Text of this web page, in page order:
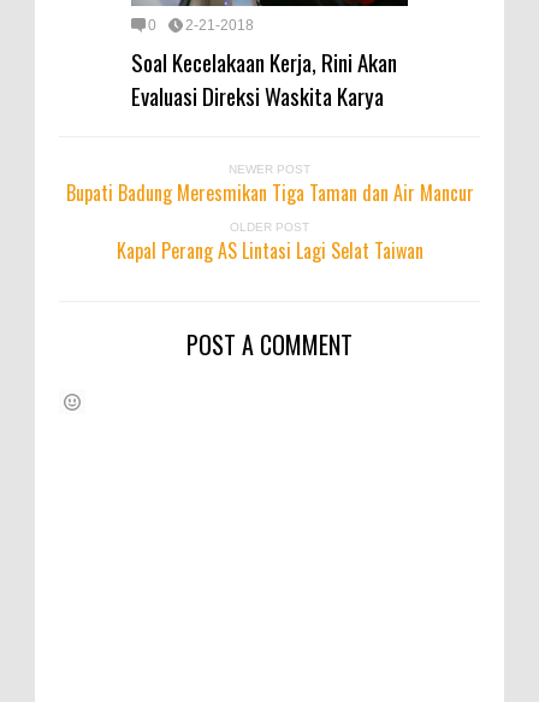
0 2-21-2018
Soal Kecelakaan Kerja, Rini Akan
Evaluasi Direksi Waskita Karya
NEWER POST
Bupati Badung Meresmikan Tiga Taman dan Air Mancur
OLDER POST
Kapal Perang AS Lintasi Lagi Selat Taiwan
POST A COMMENT